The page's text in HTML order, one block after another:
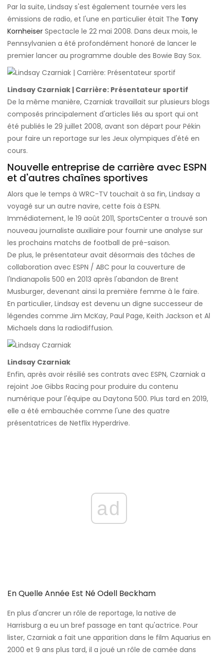
Par la suite, Lindsay s'est également tournée vers les
émissions de radio, et l'une en particulier était The Tony
Kornheiser Spectacle le 22 mai 2008. Dans deux mois, le
Pennsylvanien a été profondément honoré de lancer le
premier lancer au programme double des Bowie Bay Sox.
Lindsay Czarniak | Carrière: Présentateur sportif
De la même manière, Czarniak travaillait sur plusieurs blogs
composés principalement d'articles liés au sport qui ont
été publiés le 29 juillet 2008, avant son départ pour Pékin
pour faire un reportage sur les Jeux olympiques d'été en
cours.
Nouvelle entreprise de carrière avec ESPN
et d'autres chaînes sportives
Alors que le temps à WRC-TV touchait à sa fin, Lindsay a
voyagé sur un autre navire, cette fois à ESPN.
Immédiatement, le 19 août 2011, SportsCenter a trouvé son
nouveau journaliste auxiliaire pour fournir une analyse sur
les prochains matchs de football de pré-saison.
De plus, le présentateur avait désormais des tâches de
collaboration avec ESPN / ABC pour la couverture de
l'Indianapolis 500 en 2013 après l'abandon de Brent
Musburger, devenant ainsi la première femme à le faire.
En particulier, Lindsay est devenu un digne successeur de
légendes comme Jim McKay, Paul Page, Keith Jackson et Al
Michaels dans la radiodiffusion.
Lindsay Czarniak
Enfin, après avoir résilié ses contrats avec ESPN, Czarniak a
rejoint Joe Gibbs Racing pour produire du contenu
numérique pour l'équipe au Daytona 500. Plus tard en 2019,
elle a été embauchée comme l'une des quatre
présentatrices de Netflix Hyperdrive.
ad
En Quelle Année Est Né Odell Beckham
En plus d'ancrer un rôle de reportage, la native de
Harrisburg a eu un bref passage en tant qu'actrice. Pour
lister, Czarniak a fait une apparition dans le film Aquarius en
2000 et 9 ans plus tard, il a joué un rôle de camée dans